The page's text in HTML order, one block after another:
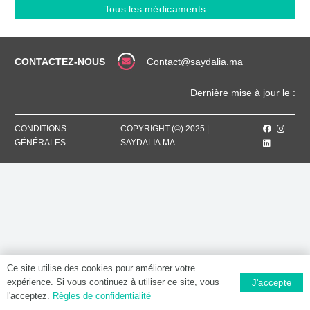
à
Tous les médicaments
CONTACTEZ-NOUS Contact@saydalia.ma
Dernière mise à jour le :
CONDITIONS
GÉNÉRALES
COPYRIGHT (©) 2025 |
SAYDALIA.MA
Ce site utilise des cookies pour améliorer votre
expérience. Si vous continuez à utiliser ce site, vous
l'acceptez. Règles de confidentialité
J'accepte